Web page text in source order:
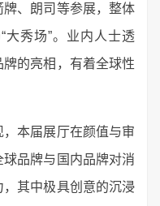
、朗司等参展，整体
大秀场”。业内人士透
的亮相，有着全球性
本届展厅在颜值与审
品牌与国内品牌对消
其中极具创意的沉浸